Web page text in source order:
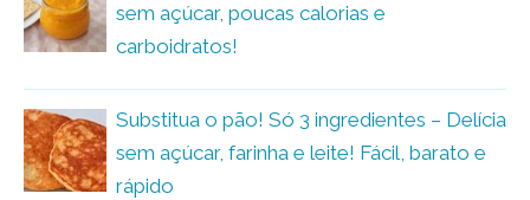
sem açúcar, poucas calorias e
carboidratos!
Substitua o pão! Só 3 ingredientes – Delícia
sem açúcar, farinha e leite! Fácil, barato e
rápido